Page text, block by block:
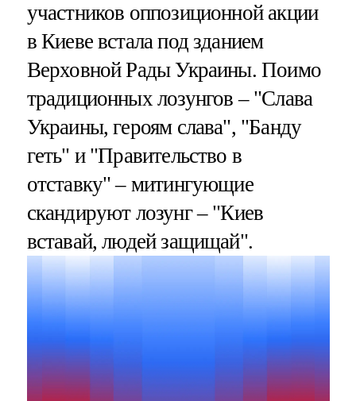
участников оппозиционной акции
в Киеве встала под зданием
Верховной Рады Украины. Поимо
традиционных лозунгов – "Слава
Украины, героям слава", "Банду
геть" и "Правительство в
отставку" – митингующие
скандируют лозунг – "Киев
вставай, людей защищай".